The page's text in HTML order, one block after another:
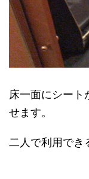
床一面にシート
せます。
二人で利用でき